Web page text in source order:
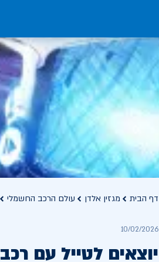
דף הבית מגזין אלדן עולם הרכב החשמלי
10/02/2026
יוצאים לטייל עם